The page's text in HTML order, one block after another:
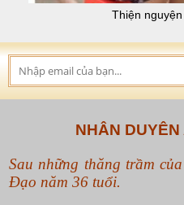
Thiện
NHÂN
Sau những thăng trầm
Đạo năm 36 tuổi.